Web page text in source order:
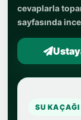
cevaplarla
sayfasında
SU KAÇAĞI